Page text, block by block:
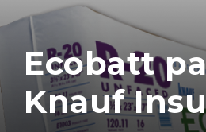
Ecobatt
Knauf